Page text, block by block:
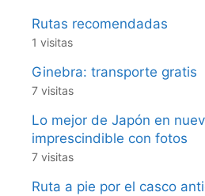
Rutas recomendadas
1 visitas
Ginebra: transporte gratis
7 visitas
Lo mejor de Japón en
imprescindible con fotos
7 visitas
Ruta a pie por el casco